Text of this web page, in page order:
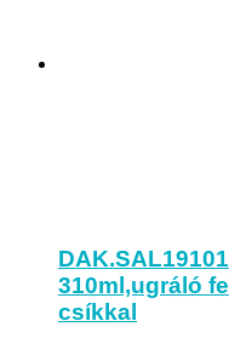
310ml,ugráló
csíkkal